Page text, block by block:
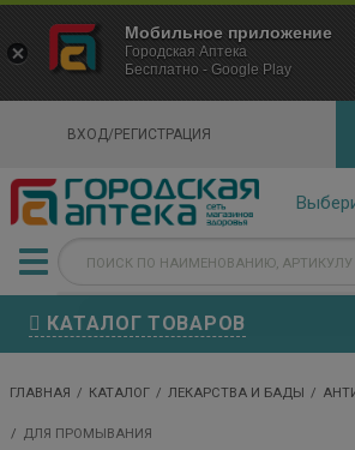
ВХОД/РЕГИСТРАЦИЯ
КАТАЛОГ ТОВАРОВ
ГЛАВНАЯ КАТАЛОГ ЛЕКАРСТВА И БАДЫ
ДЛЯ ПРОМЫВАНИЯ
×
Городская Аптека Маркетплейс
- In Google Play
Мобильное приложение
Городская Аптека
Бесплатно - Google Play